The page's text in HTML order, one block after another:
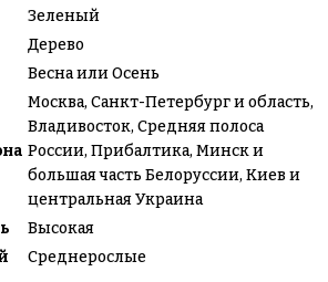
Зеленый
Дерево
Весна или Осень
Москва, Санкт-Петербург и область,
Владивосток, Средняя полоса
России, Прибалтика, Минск и
большая часть Белоруссии, Киев и
центральная Украина
Высокая
Среднерослые